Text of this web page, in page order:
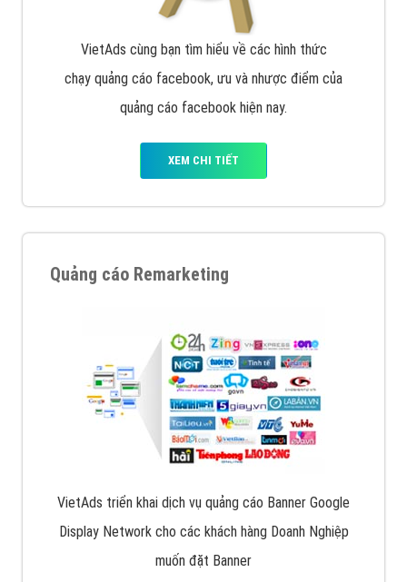
VietAds cùng bạn tìm hiểu về các hình thức
chạy quảng cáo facebook, ưu và nhược điểm của
quảng cáo facebook hiện nay.
XEM CHI TIẾT
Quảng cáo Remarketing
VietAds triển khai dịch vụ quảng cáo Banner Google
Display Network cho các khách hàng Doanh Nghiệp
muốn đặt Banner